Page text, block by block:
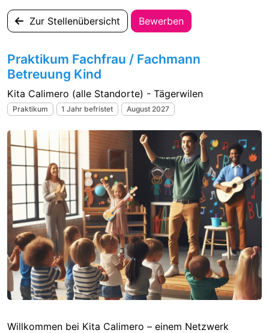
Zur Stellenübersicht Bewerben
Praktikum Fachfrau / Fachmann
Betreuung Kind
Kita Calimero (alle Standorte) - Tägerwilen
Praktikum 1 Jahr befristet August 2027
Willkommen bei Kita Calimero – einem Netzwerk